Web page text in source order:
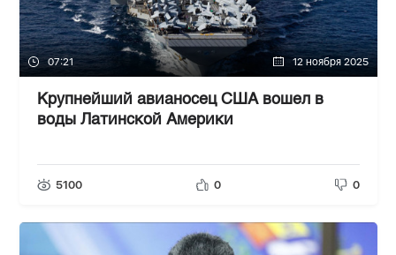
07:21 12 ноября 2025
Крупнейший авианосец США вошел в
воды Латинской Америки
5100 0 0